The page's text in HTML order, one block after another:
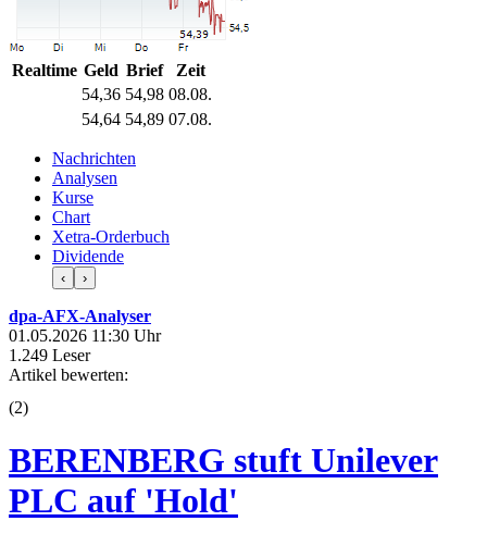
Realtime Geld Brief
Zeit
54,36 54,98 08.08.
54,64 54,89 07.08.
Nachrichten
Analysen
Kurse
Chart
Xetra-Orderbuch
Dividende
‹ ›
dpa-AFX-Analyser
01.05.2026 11:30 Uhr
1.249 Leser
Artikel bewerten:
(2)
BERENBERG stuft Unilever
PLC auf 'Hold'